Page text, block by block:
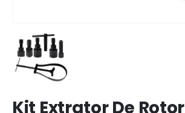
Kit Extrator De Rotor